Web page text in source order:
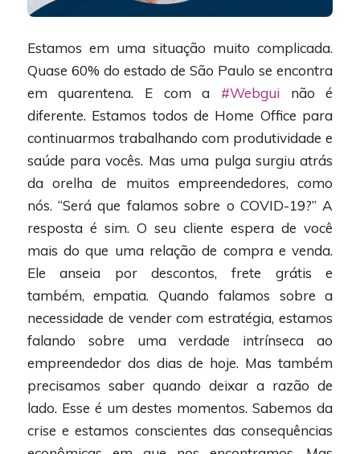
Estamos em uma situação muito complicada.
Quase 60% do estado de São Paulo se encontra
em quarentena. E com a #Webgui não é
diferente. Estamos todos de Home Office para
continuarmos trabalhando com produtividade e
saúde para vocês. Mas uma pulga surgiu atrás
da orelha de muitos empreendedores, como
nós. “Será que falamos sobre o COVID-19?” A
resposta é sim. O seu cliente espera de você
mais do que uma relação de compra e venda.
Ele anseia por descontos, frete grátis e
também, empatia. Quando falamos sobre a
necessidade de vender com estratégia, estamos
falando sobre uma verdade intrínseca ao
empreendedor dos dias de hoje. Mas também
precisamos saber quando deixar a razão de
lado. Esse é um destes momentos. Sabemos da
crise e estamos conscientes das consequências